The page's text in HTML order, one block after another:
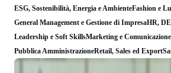
ESG, Sostenibilità, Energia e AmbienteFashion e
General Management e Gestione di ImpresaHR,
Leadership e Soft SkillsMarketing e Comunicazione
Pubblica AmministrazioneRetail, Sales ed Export